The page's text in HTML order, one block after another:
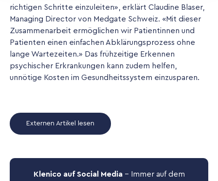
richtigen Schritte einzuleiten», erklärt Claudine Blaser,
Managing Director von Medgate Schweiz. «Mit dieser
Zusammenarbeit ermöglichen wir Patientinnen und
Patienten einen einfachen Abklärungsprozess ohne
lange Wartezeiten.» Das frühzeitige Erkennen
psychischer Erkrankungen kann zudem helfen,
unnötige Kosten im Gesundheitssystem einzusparen.
Externen Artikel lesen
Klenico auf Social Media– Immer auf dem